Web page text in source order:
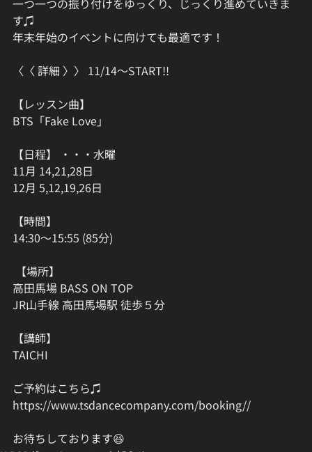
一つ一つの振り付けをゆっくり、じっくり進めていきま
す♫
年末年始のイベントに向けても最適です！
〈〈 詳細 〉〉 11/14〜START!!
【レッスン曲】
BTS「Fake Love」
【日程】 ・・・水曜
11月 14,21,28日
12月 5,12,19,26日
【時間】
14:30〜15:55 (85分)
【場所】
高田馬場 BASS ON TOP
JR山手線 高田馬場駅 徒歩５分
【講師】
TAICHI
ご予約はこちら♫
https://www.tsdancecompany.com/booking//
お待ちしております😆